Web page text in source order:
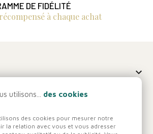
DE FIDÉLITÉ
à chaque achat

utilisons... des cookies
des cookies pour mesurer notre
la relation avec vous et vous adresser